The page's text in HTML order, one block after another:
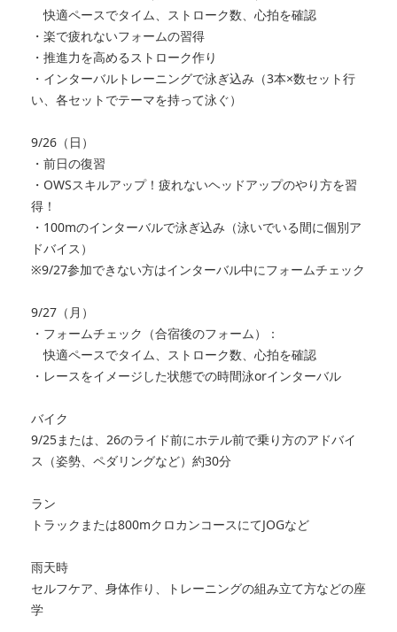
快適ペースでタイム、ストローク数、心拍を確認
・楽で疲れないフォームの習得
・推進力を高めるストローク作り
・インターバルトレーニングで泳ぎ込み（3本×数セット行
い、各セットでテーマを持って泳ぐ）
9/26（日）
・前日の復習
・OWSスキルアップ！疲れないヘッドアップのやり方を習
得！
・100mのインターバルで泳ぎ込み（泳いでいる間に個別ア
ドバイス）
※9/27参加できない方はインターバル中にフォームチェック
9/27（月）
・フォームチェック（合宿後のフォーム）：
快適ペースでタイム、ストローク数、心拍を確認
・レースをイメージした状態での時間泳orインターバル
バイク
9/25または、26のライド前にホテル前で乗り方のアドバイ
ス（姿勢、ペダリングなど）約30分
ラン
トラックまたは800mクロカンコースにてJOGなど
雨天時
セルフケア、身体作り、トレーニングの組み立て方などの座
学